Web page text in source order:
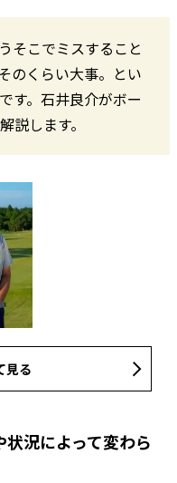
そこでミスすること
のくらい大事。とい
す。石井良介がボー
説します。
見る
況によって変わら